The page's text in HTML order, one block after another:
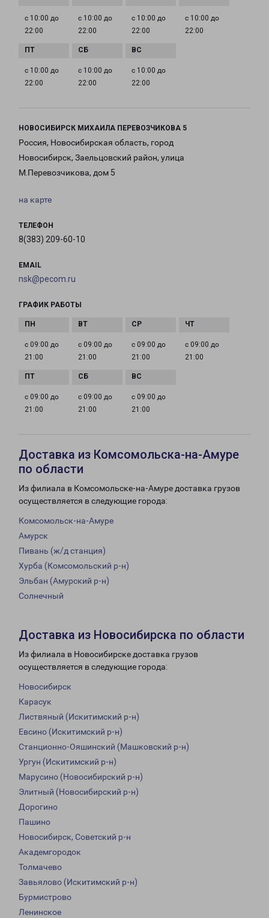
с 10:00 до
22:00
с 10:00 до
22:00
с 10:00 до
22:00
с 10:00 до
22:00
с 10:00 до
22:00
с 10:00 до
22:00
с 10:00 до
22:00
НОВОСИБИРСК МИХАИЛА ПЕРЕВОЗЧИКОВА 5
Россия, Новосибирская область, город
Новосибирск, Заельцовский район, улица
М.Перевозчикова, дом 5
на карте
ТЕЛЕФОН
8(383) 209-60-10
EMAIL
nsk@pecom.ru
ГРАФИК РАБОТЫ
с 09:00 до
21:00
с 09:00 до
21:00
с 09:00 до
21:00
с 09:00 до
21:00
с 09:00 до
21:00
с 09:00 до
21:00
с 09:00 до
21:00
Доставка из Комсомольска-на-Амуре
по области
Из филиала в Комсомольске-на-Амуре доставка грузов
осуществляется в следующие города:
Комсомольск-на-Амуре
Амурск
Пивань (ж/д станция)
Хурба (Комсомольский р-н)
Эльбан (Амурский р-н)
Солнечный
Доставка из Новосибирска по области
Из филиала в Новосибирске доставка грузов
осуществляется в следующие города:
Новосибирск
Карасук
Листвяный (Искитимский р-н)
Евсино (Искитимский р-н)
Станционно-Ояшинский (Машковский р-н)
Ургун (Искитимский р-н)
Марусино (Новосибирский р-н)
Элитный (Новосибирский р-н)
Дорогино
Пашино
Новосибирск, Советский р-н
Академгородок
Толмачево
Завьялово (Искитимский р-н)
Бурмистрово
Ленинское